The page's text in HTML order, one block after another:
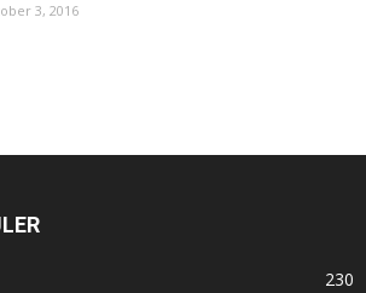
3, 2016
230